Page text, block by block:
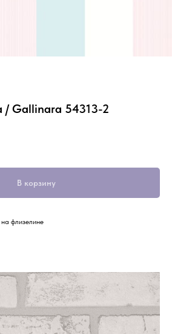
/ Gallinara 54313-2
В корзину
флизелине